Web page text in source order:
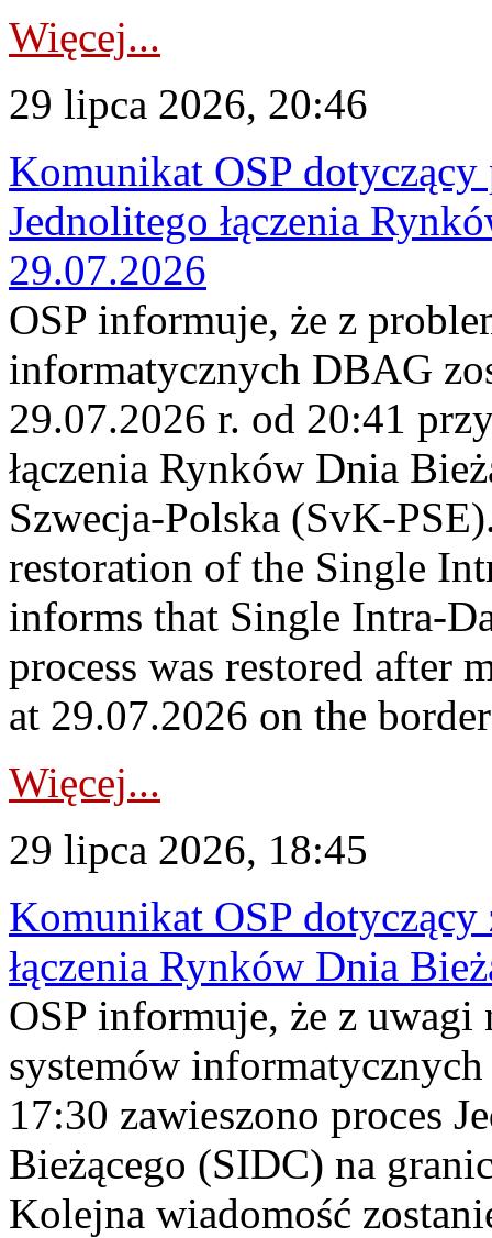
Więcej...
29 lipca 2026, 20:46
Komunikat OSP
Jednolitego łączenia
29.07.2026
OSP informuje, że z
informatycznych DBAG
29.07.2026 r. od 20:41
łączenia Rynków Dnia
Szwecja-Polska (SvK-
restoration of the Single
informs that Single Intra-
process was restored after
at 29.07.2026 on the
Więcej...
29 lipca 2026, 18:45
Komunikat OSP dotyczący
łączenia Rynków Dnia
OSP informuje, że z uwagi
systemów
17:30 zawieszono proces
Bieżącego (SIDC) na
Kolejna wiadomość